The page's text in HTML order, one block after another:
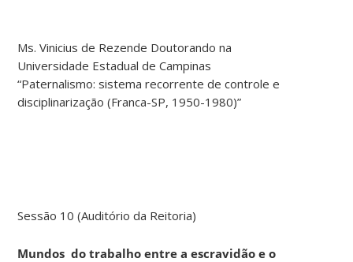
Ms. Vinicius de Rezende Doutorando na
Universidade Estadual de Campinas
“Paternalismo: sistema recorrente de controle e
disciplinarização (Franca-SP, 1950-1980)”
Sessão 10 (Auditório da Reitoria)
Mundos do trabalho entre a escravidão e o